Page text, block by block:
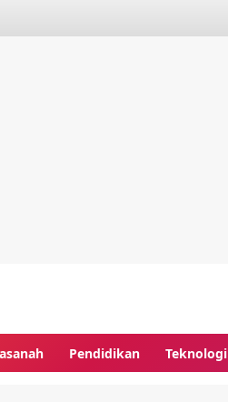
Pendidikan Teknologi